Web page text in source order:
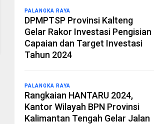
PALANGKA RAYA
DPMPTSP Provinsi Kalteng
Gelar Rakor Investasi Pengisian
Capaian dan Target Investasi
Tahun 2024
PALANGKA RAYA
Rangkaian HANTARU 2024,
Kantor Wilayah BPN Provinsi
Kalimantan Tengah Gelar Jalan